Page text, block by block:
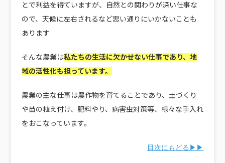
とで利益を得ていますが、自然との関わりが深い仕事な
ので、天候に左右されるなど思い通りにいかないことも
あります
そんな農業は私たちの生活に欠かせない仕事であり、地
域の活性化も担っています。
農業の主な仕事は農作物を育てることであり、土づくり
や苗の植え付け、肥料やり、病害虫対策等、様々な手入れ
をおこなっています。
目次にもどる▶▶